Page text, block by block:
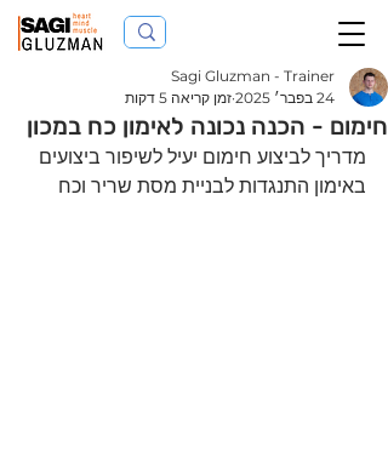
חימום - הכנה נכונה לאימון כח במכון
Sagi Gluzman - Trainer
24 בפבר׳ 2025
זמן קריאה 5 דקות
מדריך לביצוע חימום יעיל לשיפור ביצועים
באימון התנגדות לבניית מסת שריר וכח